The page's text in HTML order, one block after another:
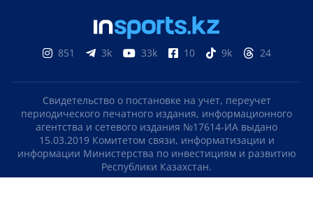
851 3k 33k 10 9k 24
Свидетельство о постановке на учет, переучет
периодического печатного издания, информационного
агентства и сетевого издания №17614-ИА выдано
15.03.2019 Комитетом связи, информатизации и
информации Министерства по инвестициям и развитию
Республики Казахстан.